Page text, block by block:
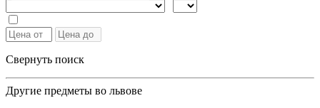
Свернуть поиск
Другие предметы во львове